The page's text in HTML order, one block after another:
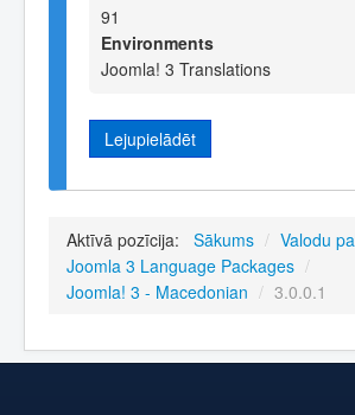
91
Environments
Joomla! 3 Translations
Lejupielādēt
Aktīvā pozīcija: Sākums / Valodu
Joomla 3 Language Packages /
Joomla! 3 - Macedonian / 3.0.0.1